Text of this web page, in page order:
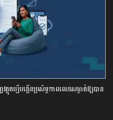
គប្បីបង្កើនប្រសិទ្ធភាពលេខសម្ងាត់ឱ្យបាន